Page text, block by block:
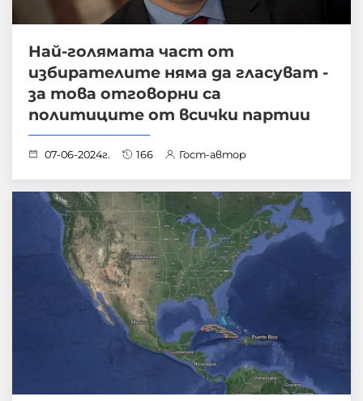
Най-голямата част от
избирателите няма да гласуват -
за това отговорни са
политиците от всички партии
07-06-2024г. 166 Гост-автор